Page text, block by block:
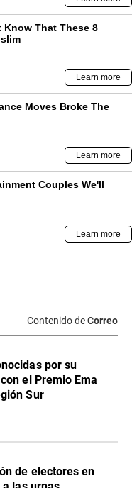
Contenido deCorreo
por su
el Premio Ema
Sur
de electores en